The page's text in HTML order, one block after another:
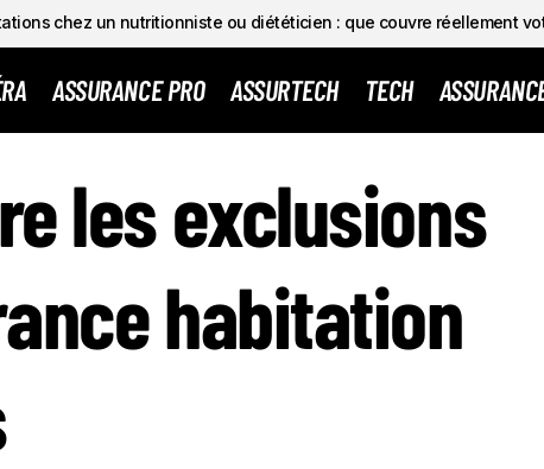
chez un nutritionniste ou diététicien : que couvre réellement
ASSURANCE PRO ASSURTECH TECH
LIRE LES EXCLUSIONS D’UNE ASSURANCE HABITATION
les exclusions
habitation